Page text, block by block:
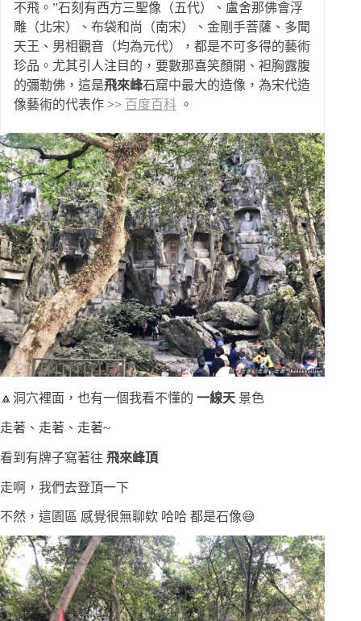
不飛。”石刻有西方三聖像（五代）、盧舍那佛會浮
雕（北宋）、布袋和尚（南宋）、金剛手菩薩、多聞
天王、男相觀音（均為元代），都是不可多得的藝術
珍品。尤其引人注目的，要數那喜笑顏開、袒胸露腹
的彌勒佛，這是飛來峰石窟中最大的造像，為宋代造
像藝術的代表作 >> 百度百科 。
🔼洞穴裡面，也有一個我看不懂的 一線天 景色
走著、走著、走著~
看到有牌子寫著往 飛來峰頂
走啊，我們去登頂一下
不然，這園區 感覺很無聊欸 哈哈 都是石像😅